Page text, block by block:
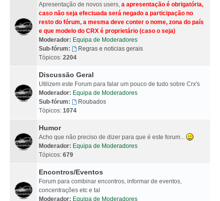
Apresentação de novos users, a apresentação é obrigatória,
caso não seja efectuada será negado a participação no
resto do fórum, a mesma deve conter o nome, zona do país
e que modelo do CRX é proprietário (caso o seja)
Moderador: Equipa de Moderadores
Sub-fórum:
Regras e noticias gerais
Tópicos: 2204
Discussão Geral
Utilizem este Forum para falar um pouco de tudo sobre Crx's
Moderador: Equipa de Moderadores
Sub-fórum:
Roubados
Tópicos: 1074
Humor
Acho que não preciso de dizer para que é este forum...
Moderador: Equipa de Moderadores
Tópicos: 679
Encontros/Eventos
Forum para combinar encontros, informar de eventos,
concentrações etc e tal
Moderador: Equipa de Moderadores